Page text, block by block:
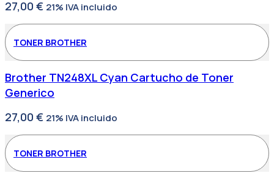
27,00 € 21% IVA incluido
TONER BROTHER
Brother TN248XL Cyan Cartucho de Toner
Generico
27,00 € 21% IVA incluido
TONER BROTHER